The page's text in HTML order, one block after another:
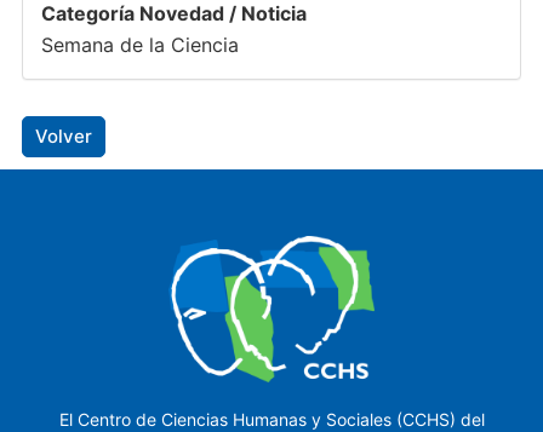
Categoría Novedad / Noticia
Semana de la Ciencia
Volver
El Centro de Ciencias Humanas y Sociales (CCHS) del